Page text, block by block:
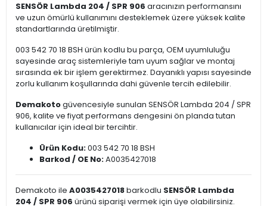
SENSÖR Lambda 204 / SPR 906 aracınızın performansını
ve uzun ömürlü kullanımını desteklemek üzere yüksek kalite
standartlarında üretilmiştir.
003 542 70 18 BSH ürün kodlu bu parça, OEM uyumluluğu
sayesinde araç sistemleriyle tam uyum sağlar ve montaj
sırasında ek bir işlem gerektirmez. Dayanıklı yapısı sayesinde
zorlu kullanım koşullarında dahi güvenle tercih edilebilir.
Demakotogüvencesiyle sunulan SENSÖR Lambda 204 / SPR
906, kalite ve fiyat performans dengesini ön planda tutan
kullanıcılar için ideal bir tercihtir.
Ürün Kodu:003 542 70 18 BSH
Barkod / OE No:A0035427018
Demakoto ile A0035427018barkodlu SENSÖR Lambda
204 / SPR 906 ürünü siparişi vermek için üye olabilirsiniz.